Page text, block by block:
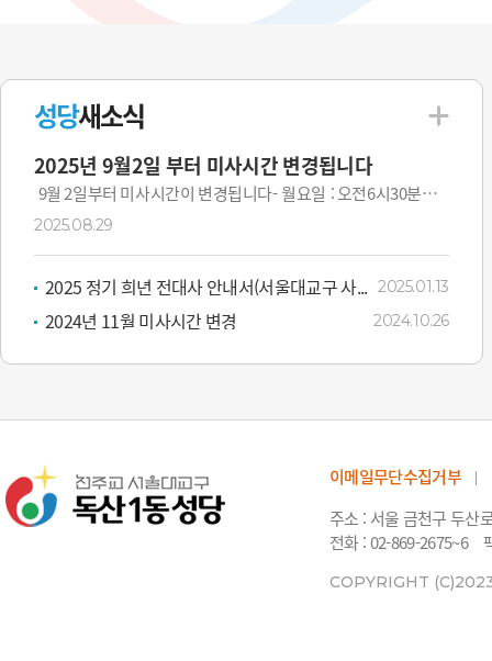
성당새소식
2025년 9월2일 부터 미사시간 변경됩니다
9월 2일부터 미사시간이 변경됩니다- 월요일 : 오전6시30분
(변동 없음)- 화요일 : 오후7시(오전 10시미사 폐지)- 수·목...
2025.08.29
2025 정기 희년 전대사 안내서(서울대교구 사... 2025.01.13
2024년 11월 미사시간 변경 2024.10.26
이메일무단수집거부
주소 : 서울 금천구 두산
전화 : 02-869-2675~6
COPYRIGHT